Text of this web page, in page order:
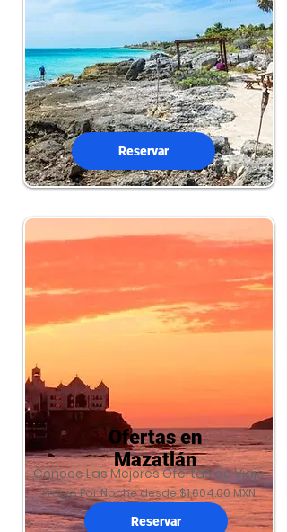
Ofertas en Playa del Carmen
Conoce Las Mejores Ofertas de Viaje
Precio Por Noche desde $1,476.00 MXN
Reservar
Ofertas en
Mazatlán
Conoce Las Mejores Ofertas de Viaje
Precio Por Noche desde $1,604.00 MXN
Reservar